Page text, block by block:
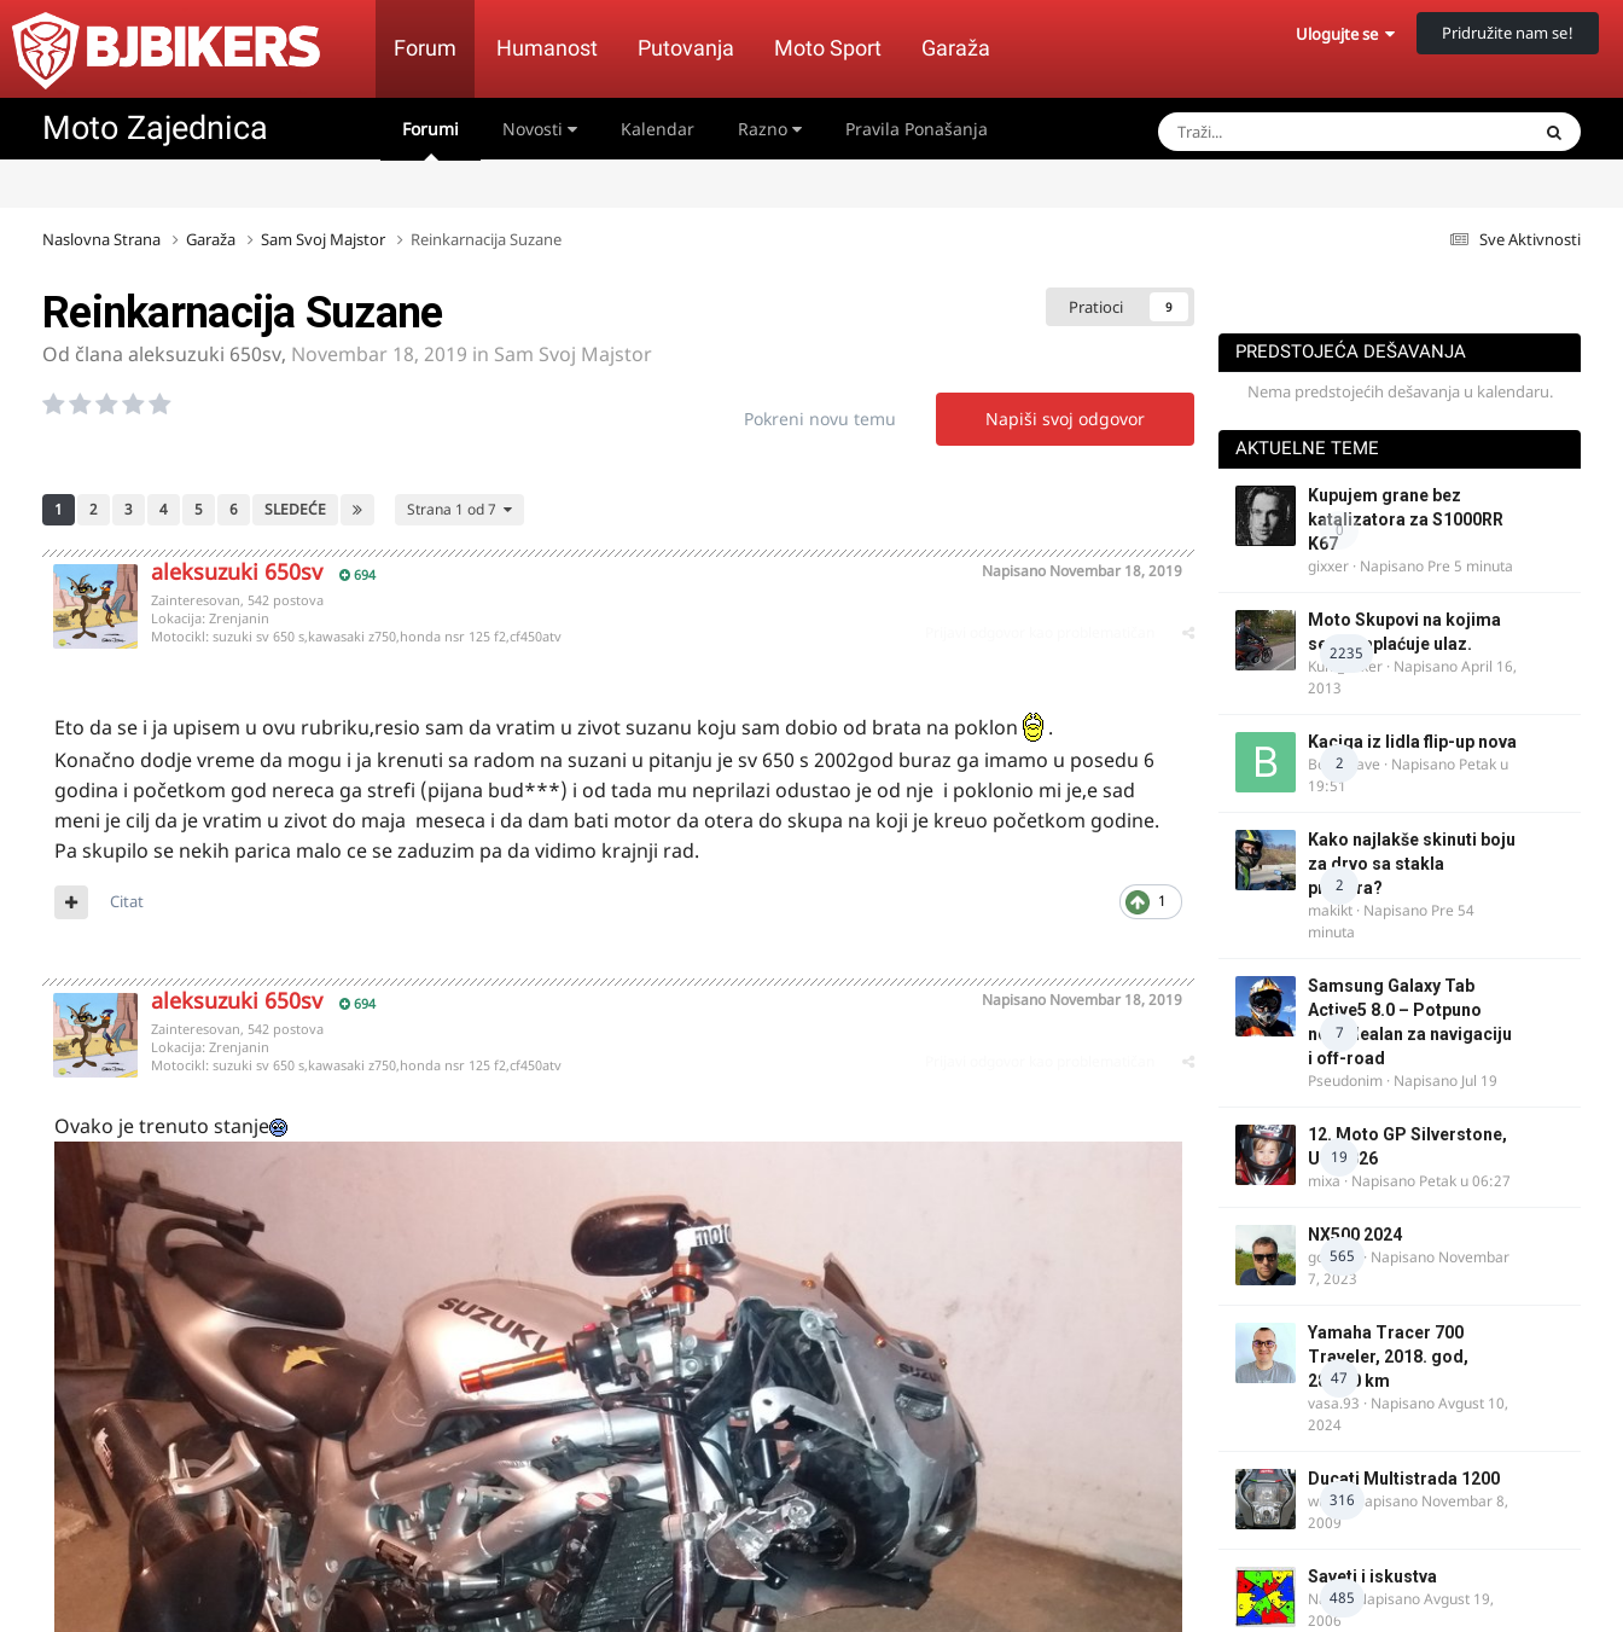
Forum Humanost Putovanja Moto Sport Garaža
Ulogujte se Pridružite nam se!
Moto Zajednica Forumi Novosti Kalendar Razno Pravila Ponašanja
Sve Aktivnosti
Naslovna Strana Garaža Sam Svoj Majstor Reinkarnacija Suzane
Pratioci 9
Reinkarnacija Suzane
Od člana aleksuzuki 650sv, Novembar 18, 2019 in Sam Svoj Majstor
Napiši svoj odgovor
Pokreni novu temu
1 2 3 4 5 6 SLEDEĆE Strana 1 od 7
aleksuzuki 650sv 694 Napisano Novembar 18, 2019
Zainteresovan, 542 postova
Lokacija: Zrenjanin
Motocikl: suzuki sv 650 s,kawasaki z750,honda nsr 125 f2,cf450atv
Eto da se i ja upisem u ovu rubriku,resio sam da vratim u zivot suzanu koju sam dobio od brata na poklon
.
Konačno dodje vreme da mogu i ja krenuti sa radom na suzani u pitanju je sv 650 s 2002god buraz ga imamo u posedu 6
godina i početkom god nereca ga strefi (pijana bud***) i od tada mu neprilazi odustao je od nje i poklonio mi je,e sad
meni je cilj da je vratim u zivot do maja meseca i da dam bati motor da otera do skupa na koji je kreuo početkom godine.
Pa skupilo se nekih parica malo ce se zaduzim pa da vidimo krajnji rad.
1
Citat
aleksuzuki 650sv 694 Napisano Novembar 18, 2019
Zainteresovan, 542 postova
Lokacija: Zrenjanin
Motocikl: suzuki sv 650 s,kawasaki z750,honda nsr 125 f2,cf450atv
Ovako je trenuto stanje
PREDSTOJEĆA DEŠAVANJA
Nema predstojećih dešavanja u kalendaru.
AKTUELNE TEME
0
Kupujem grane bez
katalizatora za S1000RR
K67
gixxer · Napisano Pre 5 minuta
2235
Moto Skupovi na kojima
se ne naplaćuje ulaz.
Kum_Mixer · NapisanoApril 16,
2013
2
Kaciga iz lidla flip-up nova
Bor-i-slave · Napisano Petak u
19:51
2
Kako najlakše skinuti boju
za drvo sa stakla
prozora?
makikt · Napisano Pre 54
minuta
7
Samsung Galaxy Tab
Active5 8.0 – Potpuno
nov, idealan za navigaciju
i off-road
Pseudonim · Napisano Jul 19
19
12. Moto GP Silverstone,
UK, 2026
mixa · Napisano Petak u 06:27
565
NX500 2024
godovic · Napisano Novembar
7, 2023
47
Yamaha Tracer 700
Traveler, 2018. god,
28.100 km
vasa.93 · NapisanoAvgust 10,
2024
316
Ducati Multistrada 1200
wulfy· Napisano Novembar 8,
2009
485
Saveti i iskustva
Najzli· NapisanoAvgust 19,
2006